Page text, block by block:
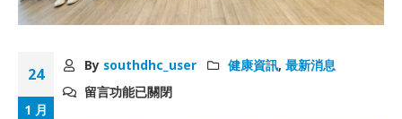
24
1 月
By southdhc_user 健康資訊,最新消息
留言功能已關閉